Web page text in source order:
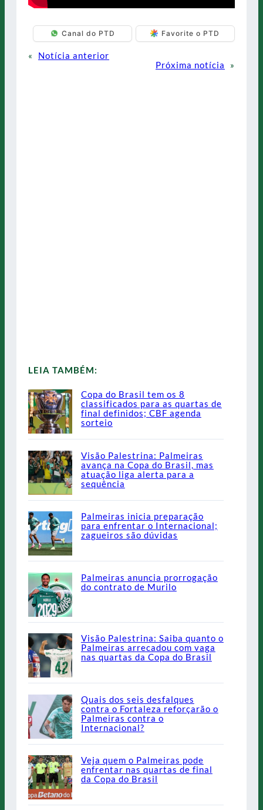
Canal do PTD Favorite o PTD
«
Notícia anterior
Próxima notícia
»
LEIA TAMBÉM:
Copa do Brasil tem os 8
classificados para as quartas de
final definidos; CBF agenda
sorteio
Visão Palestrina: Palmeiras
avança na Copa do Brasil, mas
atuação liga alerta para a
sequência
Palmeiras inicia preparação
para enfrentar o Internacional;
zagueiros são dúvidas
Palmeiras anuncia prorrogação
do contrato de Murilo
Visão Palestrina: Saiba quanto o
Palmeiras arrecadou com vaga
nas quartas da Copa do Brasil
Quais dos seis desfalques
contra o Fortaleza reforçarão o
Palmeiras contra o
Internacional?
Veja quem o Palmeiras pode
enfrentar nas quartas de final
da Copa do Brasil